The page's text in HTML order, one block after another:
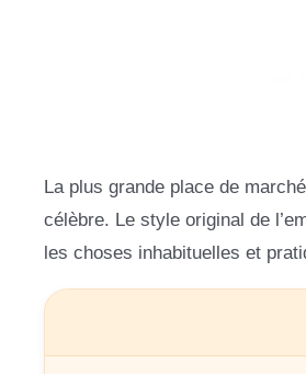
La plus grande place de
célèbre. Le style original de
les choses inhabituelles et